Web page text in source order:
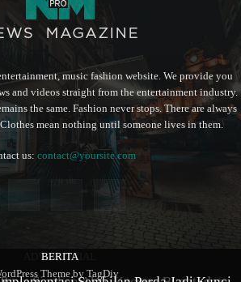
ADVERTORIAL
BERITA
BERITA
music fashion website. We provide you
and videos straight from the entertainment industry.
the same. Fashion never stops. There are always
mean nothing until someone lives in them.
us: contact@yoursite.com
Theme by TagDiv